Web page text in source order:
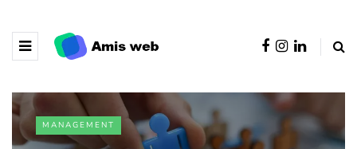
MANAGEMENT